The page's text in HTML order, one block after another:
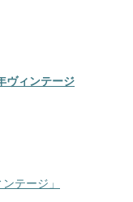
ヴィンテージ
テージ」